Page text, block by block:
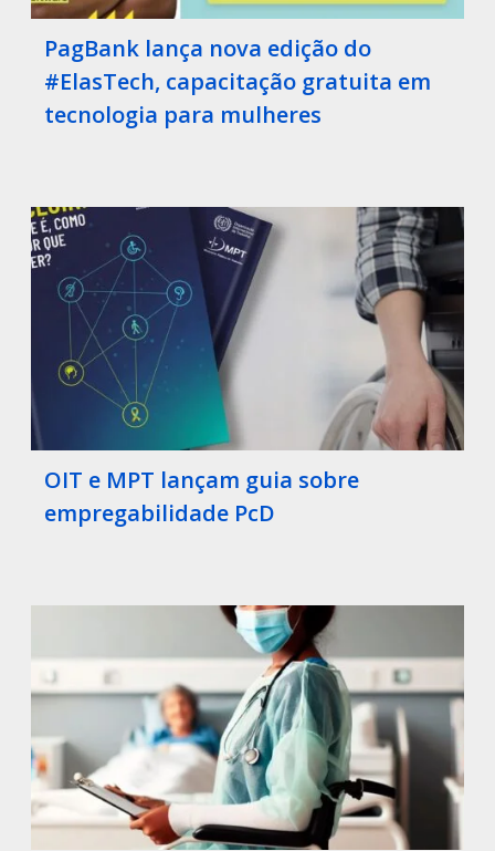
PagBank lança nova edição do
#ElasTech, capacitação gratuita em
tecnologia para mulheres
OIT e MPT lançam guia sobre
empregabilidade PcD